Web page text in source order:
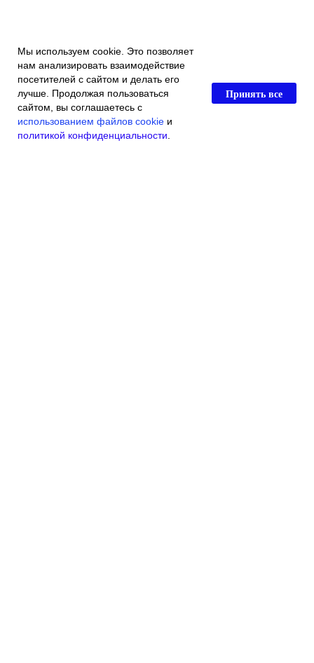
Главная Каталог магазина
Мы используем cookie. Это позволяет
нам анализировать взаимодействие
посетителей с сайтом и делать его
лучше. Продолжая пользоваться
сайтом, вы соглашаетесь с
использованием файлов cookie и
политикой конфиденциальности
Принять все